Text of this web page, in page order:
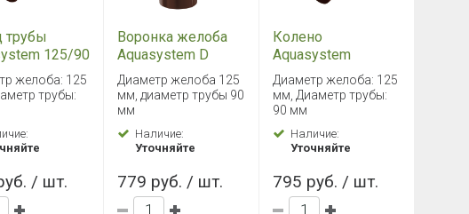
трубы
125/90
PU
желоба: 125
трубы:
/ шт.
Воронка желоба
Aquasystem D
125/90мм
RAL8017 PU
Диаметр желоба 125
мм, диаметр трубы 90
мм
Наличие:
Уточняйте
779 руб. / шт.
Колено
Aquasystem
72°125/90 PU
RAL8017
Диаметр желоба: 125
мм, Диаметр трубы:
90 мм
Наличие:
Уточняйте
795 руб. / шт.